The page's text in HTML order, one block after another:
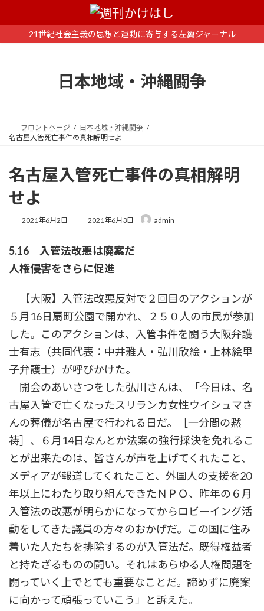
ン
ー
21世紀社会主義の思想と運動に寄与する左翼ジャーナル
日本地域・沖縄闘争
フロントページ
日本地域・沖縄闘争
名古屋入管死亡事件の真相解明せよ
名古屋入管死亡事件の真相解明
せよ
2021年6月2日
最
新
時
2021年6月3日 admin
5.16 入管法改悪は廃案だ
人権侵害をさらに促進
【大阪】入管法改悪反対で２回目のアクションが
５月16日扇町公園で開かれ、２５０人の市民が参加
した。このアクションは、入管事件を闘う大阪弁護
士有志（共同代表：中井雅人・弘川欣絵・上林絵里
子弁護士）が呼びかけた。
開会のあいさつをした弘川さんは、「今日は、名
古屋入管で亡くなったスリランカ女性ウイシュマさ
んの葬儀が名古屋で行われる日だ。［一分間の黙
祷］、６月14日なんとか法案の強行採決を免れるこ
とが出来たのは、皆さんが声を上げてくれたこと、
メディアが報道してくれたこと、外国人の支援を20
年以上にわたり取り組んできたＮＰＯ、昨年の６月
入管法の改悪が明らかになってからロビーイング活
動をしてきた議員の方々のおかげだ。この国に住み
着いた人たちを排除するのが入管法だ。既得権益者
と持たざるものの闘い。それはあらゆる人権問題を
闘っていく上でとても重要なことだ。諦めずに廃案
に向かって頑張っていこう」と訴えた。